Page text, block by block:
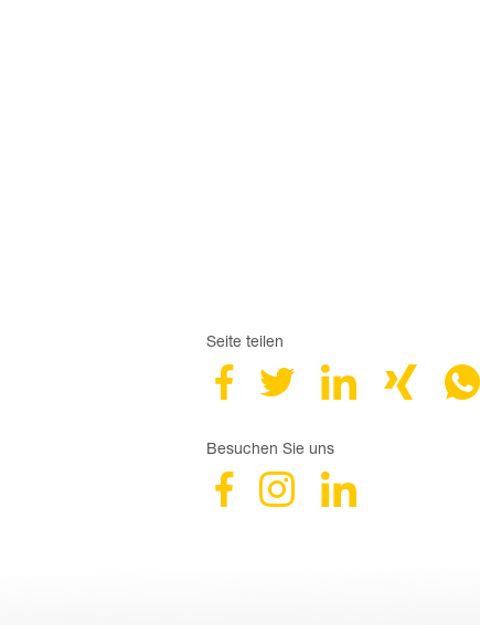
Seite teilen
Besuchen Sie uns